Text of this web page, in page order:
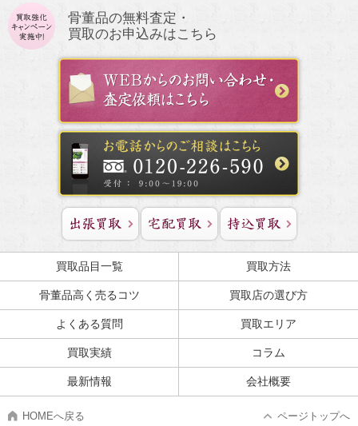
骨董品の無料査定・
買取のお申込みはこちら
買取品目一覧 買取方法
骨董品高く売るコツ 買取店の選び方
よくある質問 買取エリア
買取実績 コラム
最新情報 会社概要
HOMEへ戻る ページトップへ